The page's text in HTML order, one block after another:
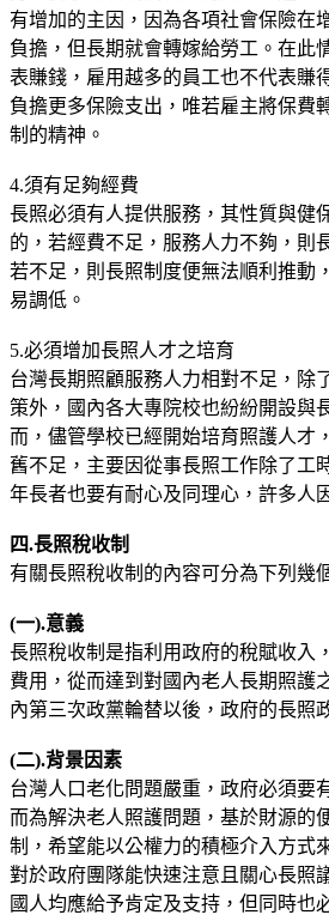
有增加的主因，因為各項社會保險在
負擔，但長期就會轉嫁給勞工。在此
表賺錢，雇用越多的員工也不代表賺
負擔更多保險支出，唯若雇主將保費
制的精神。
4.須有足夠經費
長照必須有人提供服務，其性質與健
的，若經費不足，服務人力不夠，則
若不足，則長照制度便無法順利推動
易調低。
5.必須增加長照人才之培育
台灣長期照顧服務人力相對不足，除
策外，國內各大專院校也紛紛開設與
而，儘管學校已經開始培育照護人才
舊不足，主要因從事長照工作除了工
年長者也要有耐心及同理心，許多人
四.長照稅收制
有關長照稅收制的內容可分為下列幾
(一).意義
長照稅收制是指利用政府的稅賦收入
費用，從而達到對國內老人長期照護
內第三次政黨輪替以後，政府的長照
(二).背景因素
台灣人口老化問題嚴重，政府必須要
而為解決老人照護問題，基於財源的
制，希望能以公權力的積極介入方式
對於政府團隊能快速注意且關心長照
國人均應給予肯定及支持，但同時也